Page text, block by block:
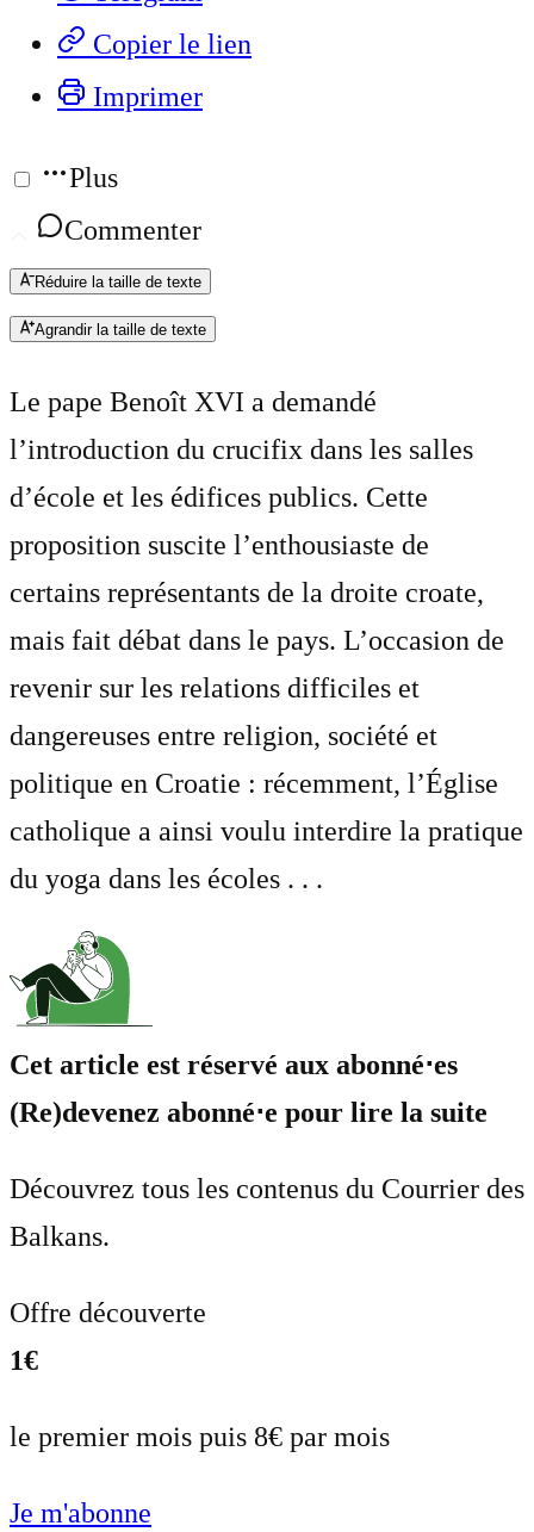
Copier le lien
Imprimer
Plus
Commenter
Réduire la taille de texte
Agrandir la taille de texte
Le pape Benoît XVI a demandé
l’introduction du crucifix dans les salles
d’école et les édifices publics. Cette
proposition suscite l’enthousiaste de
certains représentants de la droite croate,
mais fait débat dans le pays. L’occasion de
revenir sur les relations difficiles et
dangereuses entre religion, société et
politique en Croatie : récemment, l’Église
catholique a ainsi voulu interdire la pratique
du yoga dans les écoles . . .
Cet article est réservé aux abonné⋅es
(Re)devenez abonné⋅e pour lire la suite
Découvrez tous les contenus du Courrier des
Balkans.
Offre découverte
1€
le premier mois puis 8€ par mois
Je m'abonne